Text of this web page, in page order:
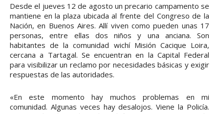
Desde el jueves 12 de agosto un precario campamento se
mantiene en la plaza ubicada al frente del Congreso de la
Nación, en Buenos Aires. Allí viven como pueden unas 17
personas, entre ellas dos niños y una anciana. Son
habitantes de la comunidad wichí Misión Cacique Loira,
cercana a Tartagal. Se encuentran en la Capital Federal
para visibilizar un reclamo por necesidades básicas y exigir
respuestas de las autoridades.
«En este momento hay muchos problemas en mi
comunidad. Algunas veces hay desalojos. Viene la Policía.